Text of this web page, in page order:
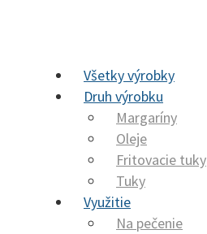
Všetky výrobky
Druh výrobku
Margaríny
Oleje
Fritovacie tuky
Tuky
Využitie
Na pečenie